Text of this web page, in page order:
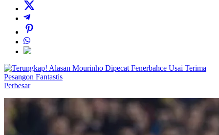
Perbesar